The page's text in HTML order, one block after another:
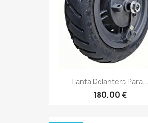
Llanta Delantera Para...
180,00 €